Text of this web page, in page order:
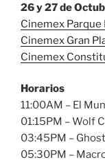
26 y 27 de
Cinemex Parque
Cinemex Gran
Cinemex
Horarios
11:00AM – El
01:15PM – Wolf
03:45PM –
05:30PM –